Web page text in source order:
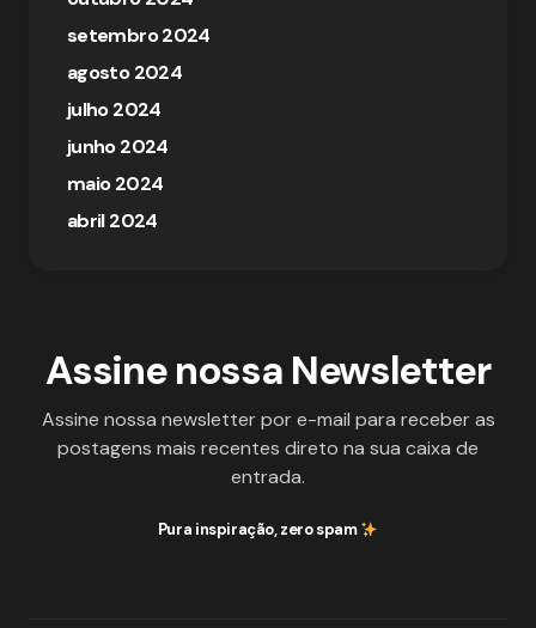
setembro 2024
agosto 2024
julho 2024
junho 2024
maio 2024
abril 2024
Assine nossa Newsletter
Assine nossa newsletter por e-mail para receber as
postagens mais recentes direto na sua caixa de
entrada.
Pura inspiração, zero spam